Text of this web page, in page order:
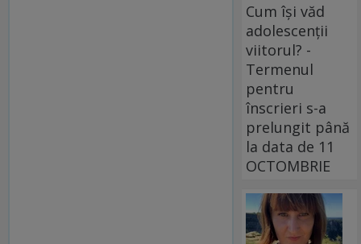
Cum își văd
adolescenții
viitorul? -
Termenul
pentru
înscrieri s-a
prelungit până
la data de 11
OCTOMBRIE